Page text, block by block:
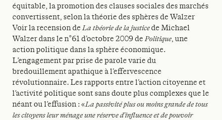
équitable, la promotion des clauses sociales des marchés
convertissent, selon la théorie des sphères de Walzer
Voir la recension deLa théorie de la justicede Michael
Walzer dans le n°61 d’octobre 2009 dePolitique, une
action politique dans la sphère économique.
L’engagement par prise de parole varie du
bredouillement apathique à l’effervescence
révolutionnaire. Les rapports entre l’action citoyenne et
l’activité politique sont sans doute plus complexes que le
néant ou l’effusion : «La passivité plus ou moins grande de tous
les citoyens leur ménage une réserve d’influence et de pouvoir